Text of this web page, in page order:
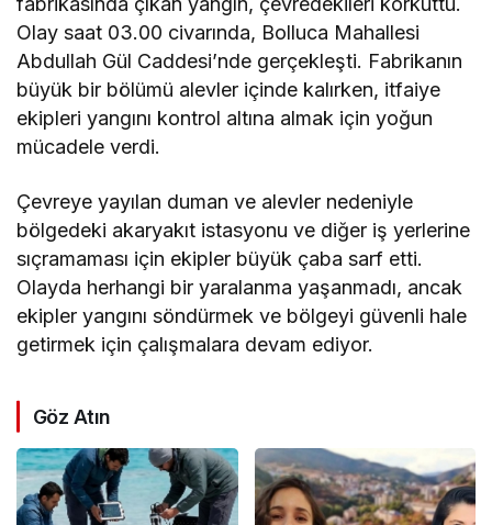
Olay saat 03.00 civarında, Bolluca Mahallesi
Abdullah Gül Caddesi’nde gerçekleşti. Fabrikanın
büyük bir bölümü alevler içinde kalırken, itfaiye
ekipleri yangını kontrol altına almak için yoğun
mücadele verdi.
Çevreye yayılan duman ve alevler nedeniyle
bölgedeki akaryakıt istasyonu ve diğer iş yerlerine
sıçramaması için ekipler büyük çaba sarf etti.
Olayda herhangi bir yaralanma yaşanmadı, ancak
ekipler yangını söndürmek ve bölgeyi güvenli hale
getirmek için çalışmalara devam ediyor.
Göz Atın